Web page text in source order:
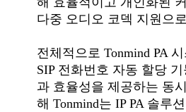
다중 오디오 코덱 지원으
전체적으로 Tonmind PA
SIP 전화번호 자동 할당
과 효율성을 제공하는 동
해 Tonmind는 IP PA 솔루